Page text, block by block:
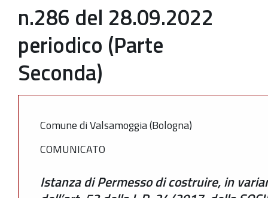
n.286 del 28.09.2022
periodico (Parte
Seconda)
Comune di Valsamoggia (Bologna)
COMUNICATO
Istanza di Permesso di costruire, in